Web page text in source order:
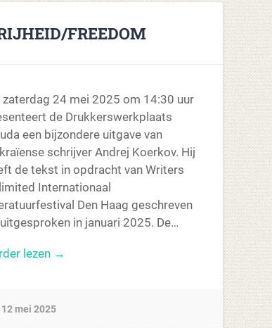
FREEDOM
zaterdag 24 mei 2025 om 14:30 uur
de Drukkerswerkplaats
een bijzondere uitgave van
schrijver Andrej Koerkov. Hij
de tekst in opdracht van Writers
Internationaal
Den Haag geschreven
in januari 2025. De…
lezen →
12 mei 2025